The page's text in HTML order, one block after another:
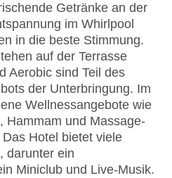
Getränke an der
im Whirlpool
in die beste Stimmung.
auf der Terrasse
Aerobic sind Teil des
der Unterbringung. Im
Wellnessangebote wie
Hammam und Massage-
Hotel bietet viele
darunter ein
Miniclub und Live-Musik.